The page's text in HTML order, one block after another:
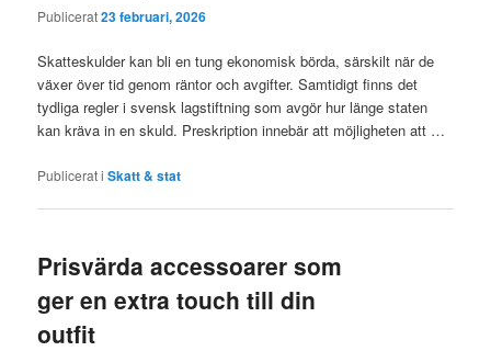
Publicerat23 februari, 2026
Skatteskulder kan bli en tung ekonomisk börda, särskilt när de
växer över tid genom räntor och avgifter. Samtidigt finns det
tydliga regler i svensk lagstiftning som avgör hur länge staten
kan kräva in en skuld. Preskription innebär att möjligheten att …
Publicerat i Skatt & stat
Prisvärda accessoarer som
ger en extra touch till din
outfit